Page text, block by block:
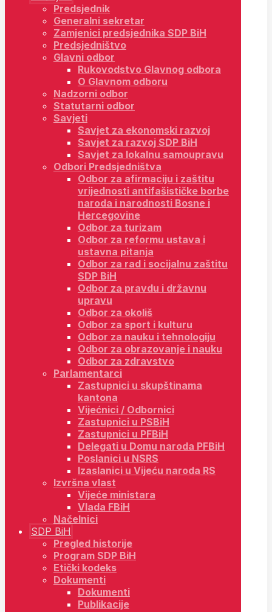
Predsjednik
Generalni sekretar
Zamjenici predsjednika SDP BiH
Predsjedništvo
Glavni odbor
Rukovodstvo Glavnog odbora
O Glavnom odboru
Nadzorni odbor
Statutarni odbor
Savjeti
Savjet za ekonomski razvoj
Savjet za razvoj SDP BiH
Savjet za lokalnu samoupravu
Odbori Predsjedništva
Odbor za afirmaciju i zaštitu
vrijednosti antifašističke borbe
naroda i narodnosti Bosne i
Hercegovine
Odbor za turizam
Odbor za reformu ustava i
ustavna pitanja
Odbor za rad i socijalnu zaštitu
SDP BiH
Odbor za pravdu i državnu
upravu
Odbor za okoliš
Odbor za sport i kulturu
Odbor za nauku i tehnologiju
Odbor za obrazovanje i nauku
Odbor za zdravstvo
Parlamentarci
Zastupnici u skupštinama
kantona
Vijećnici / Odbornici
Zastupnici u PSBiH
Zastupnici u PFBiH
Delegati u Domu naroda PFBiH
Poslanici u NSRS
Izaslanici u Vijeću naroda RS
Izvršna vlast
Vijeće ministara
Vlada FBiH
Načelnici
SDP BiH
Pregled historije
Program SDP BiH
Etički kodeks
Dokumenti
Dokumenti
Publikacije